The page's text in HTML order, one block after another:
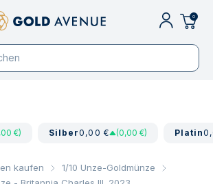
0
€) Silber0,00 € (0,00 €) Platin
kaufen
1/10 Unze-Goldmünze